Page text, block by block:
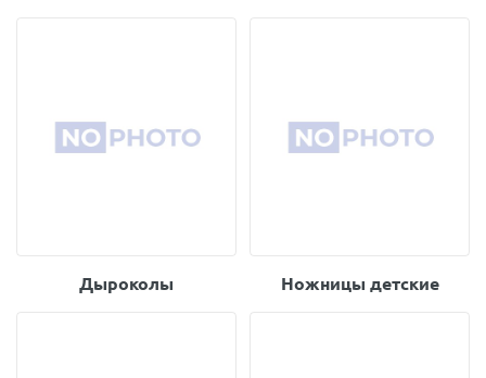
Дыроколы Ножницы детские